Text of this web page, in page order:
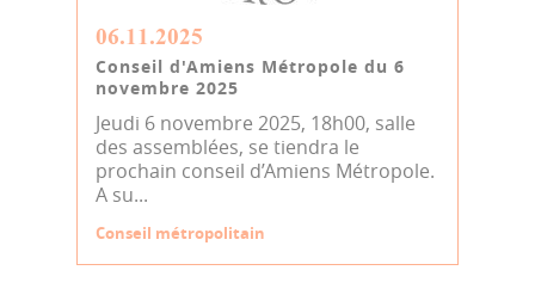
06.11.2025
Conseil d'Amiens Métropole du 6
novembre 2025
Jeudi 6 novembre 2025, 18h00, salle
des assemblées, se tiendra le
prochain conseil d’Amiens Métropole.
A su...
Conseil métropolitain